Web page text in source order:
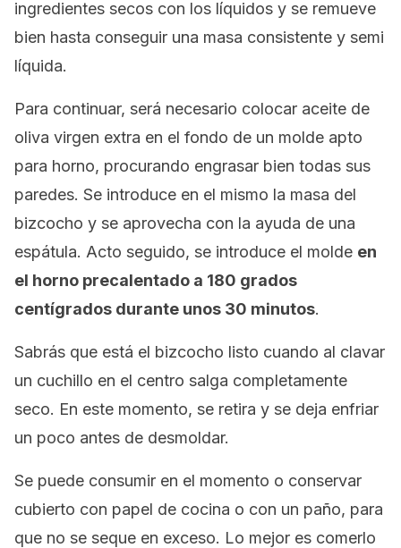
ingredientes secos con los líquidos y se remueve
bien hasta conseguir una masa consistente y semi
líquida.
Para continuar, será necesario colocar aceite de
oliva virgen extra en el fondo de un molde apto
para horno, procurando engrasar bien todas sus
paredes. Se introduce en el mismo la masa del
bizcocho y se aprovecha con la ayuda de una
espátula. Acto seguido, se introduce el molde en
el horno precalentado a 180 grados
centígrados durante unos 30 minutos.
Sabrás que está el bizcocho listo cuando al clavar
un cuchillo en el centro salga completamente
seco. En este momento, se retira y se deja enfriar
un poco antes de desmoldar.
Se puede consumir en el momento o conservar
cubierto con papel de cocina o con un paño, para
que no se seque en exceso. Lo mejor es comerlo